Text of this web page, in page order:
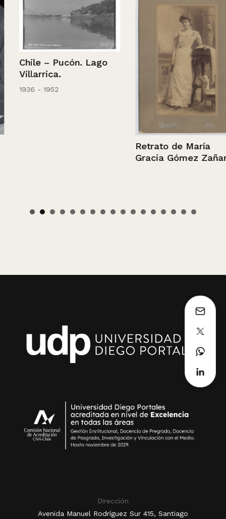
Chile – Pucón. Lago
Villarrica.
1936 - 1952
Retrato de María
Gracia Gómez Zañartu
Dirección
Avenida Manuel Rodríguez Sur 415, Santiago